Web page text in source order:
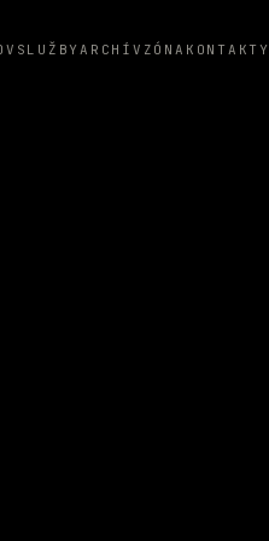
SLUŽBY ARCHÍV ZÓNA KONTAKTY